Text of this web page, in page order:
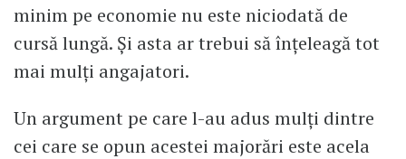
minim pe economie nu este niciodată de
cursă lungă. Și asta ar trebui să înțeleagă tot
mai mulți angajatori.
Un argument pe care l-au adus mulți dintre
cei care se opun acestei majorări este acela